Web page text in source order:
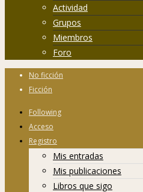
Actividad
Grupos
Miembros
Foro
No ficción
Ficción
Following
Acceso
Registro
Mis entradas
Mis publicaciones
Libros que sigo